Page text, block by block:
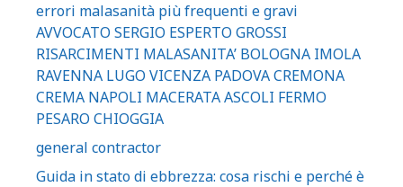
errori malasanità più frequenti e gravi
AVVOCATO SERGIO ESPERTO GROSSI
RISARCIMENTI MALASANITA’ BOLOGNA IMOLA
RAVENNA LUGO VICENZA PADOVA CREMONA
CREMA NAPOLI MACERATA ASCOLI FERMO
PESARO CHIOGGIA
general contractor
Guida in stato di ebbrezza: cosa rischi e perché è